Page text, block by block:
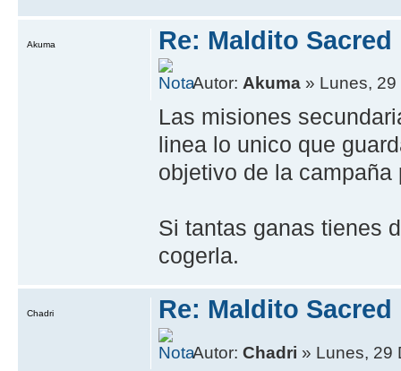
Re: Maldito Sacred
Autor: Akuma » Lunes,
Las misiones
linea lo unico que
objetivo de la campaña
Si tantas ganas tienes
cogerla.
Akuma
Re: Maldito Sacred
Autor:Chadri » Lunes, 29
Chadri